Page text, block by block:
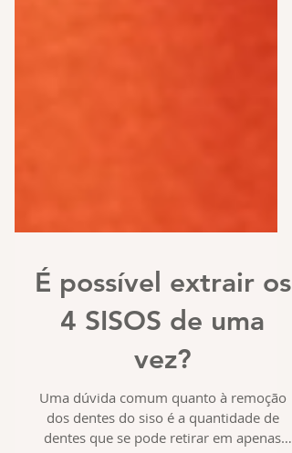
É possível extrair os
4 SISOS de uma
vez?
Uma dúvida comum quanto à remoção